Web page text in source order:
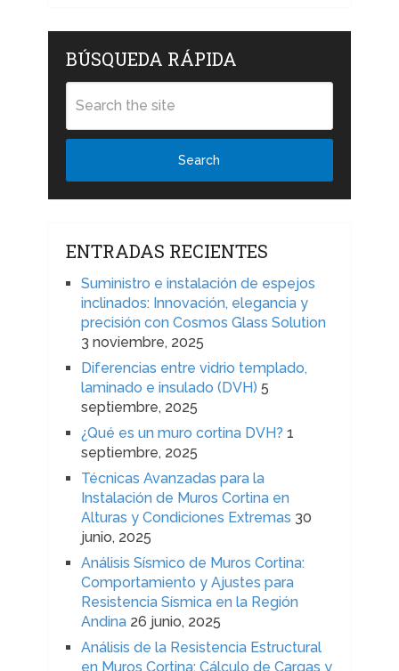
BÚSQUEDA RÁPIDA
Search
ENTRADAS RECIENTES
Suministro e instalación de espejos
inclinados: Innovación, elegancia y
precisión con Cosmos Glass Solution
3 noviembre, 2025
Diferencias entre vidrio templado,
laminado e insulado (DVH) 5
septiembre, 2025
¿Qué es un muro cortina DVH? 1
septiembre, 2025
Técnicas Avanzadas para la
Instalación de Muros Cortina en
Alturas y Condiciones Extremas 30
junio, 2025
Análisis Sísmico de Muros Cortina:
Comportamiento y Ajustes para
Resistencia Sísmica en la Región
Andina 26 junio, 2025
Análisis de la Resistencia Estructural
en Muros Cortina: Cálculo de Cargas y